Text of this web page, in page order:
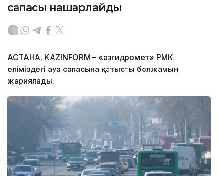
сапасы нашарлайды
АСТАНА. KAZINFORM – «Қазгидромет» РМК
еліміздегі ауа сапасына қатысты болжамын
жариялады.